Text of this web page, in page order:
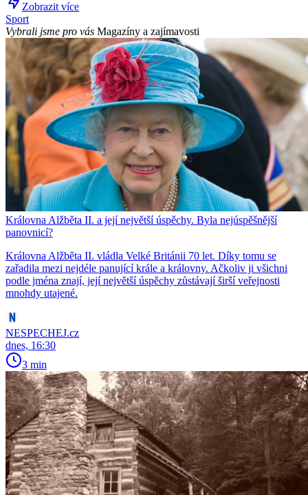
Zobrazit více
Sport
Vybrali jsme pro vás Magazíny a zajímavosti
Královna Alžběta II. a její největší úspěchy. Byla nejúspěšnější
panovnicí?
Královna Alžběta II. vládla Velké Británii 70 let. Díky tomu se
zařadila mezi nejdéle panující krále a královny. Ačkoliv ji všichni
podle jména znají, její největší úspěchy zůstávají širší veřejnosti
mnohdy utajené.
NESPECHEJ.cz
dnes, 16:30
3 min